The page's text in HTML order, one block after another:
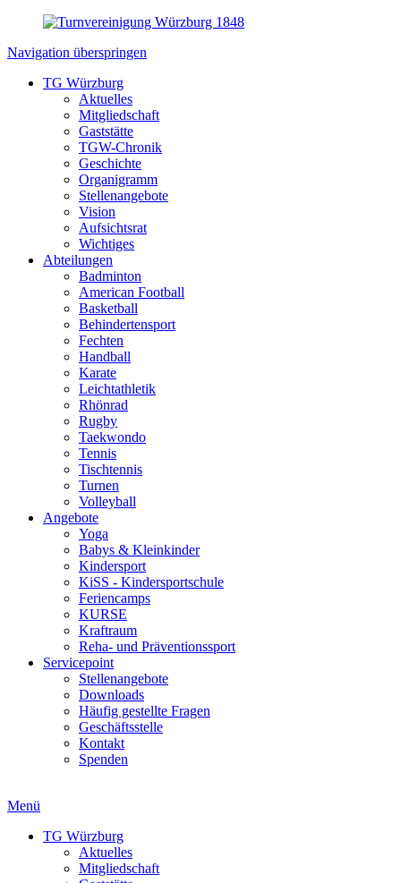
Navigation überspringen
TG Würzburg
Aktuelles
Mitgliedschaft
Gaststätte
TGW-Chronik
Geschichte
Organigramm
Stellenangebote
Vision
Aufsichtsrat
Wichtiges
Abteilungen
Badminton
American Football
Basketball
Behindertensport
Fechten
Handball
Karate
Leichtathletik
Rhönrad
Rugby
Taekwondo
Tennis
Tischtennis
Turnen
Volleyball
Angebote
Yoga
Babys & Kleinkinder
Kindersport
KiSS - Kindersportschule
Feriencamps
KURSE
Kraftraum
Reha- und Präventionssport
Servicepoint
Stellenangebote
Downloads
Häufig gestellte Fragen
Geschäftsstelle
Kontakt
Spenden
Menü
TG Würzburg
Aktuelles
Mitgliedschaft